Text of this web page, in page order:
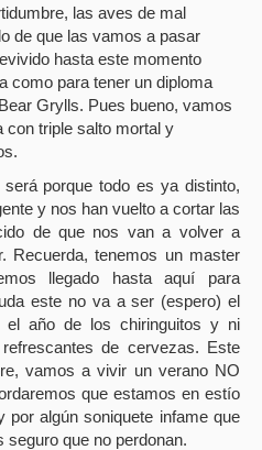
las aves de mal
de que las vamos a pasar
hasta este momento
como para tener un diploma
Grylls. Pues bueno, vamos
con triple salto mortal y
porque todo es ya distinto,
y nos han vuelto a cortar las
de que nos van a volver a
Recuerda, tenemos un master
llegado hasta aquí para
este no va a ser (espero) el
el año de los chiringuitos y ni
de cervezas. Este
vamos a vivir un verano NO
que estamos en estío
por algún soniquete infame que
seguro que no perdonan.